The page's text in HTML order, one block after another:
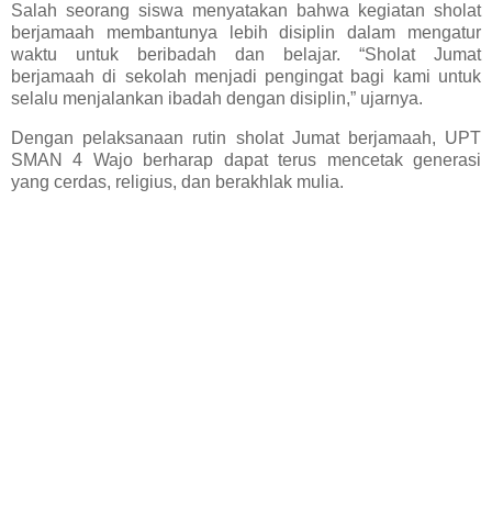
Salah seorang siswa menyatakan bahwa kegiatan sholat
berjamaah membantunya lebih disiplin dalam mengatur
waktu untuk beribadah dan belajar. “Sholat Jumat
berjamaah di sekolah menjadi pengingat bagi kami untuk
selalu menjalankan ibadah dengan disiplin,” ujarnya.
Dengan pelaksanaan rutin sholat Jumat berjamaah, UPT
SMAN 4 Wajo berharap dapat terus mencetak generasi
yang cerdas, religius, dan berakhlak mulia.